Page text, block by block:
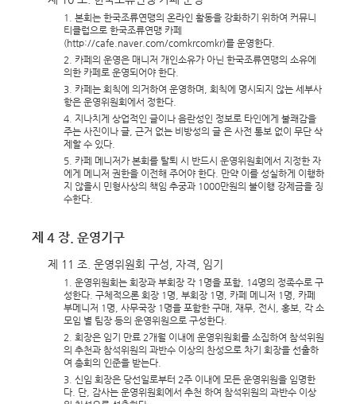
1. 본회는 한국조류연맹의 온라인 활동을 강화하기 위하여 커뮤니
티클럽으로 한국조류연맹 카페
(http://cafe.naver.com/comkrcomkr)를 운영한다.
2. 카페의 운영은 매니저 개인소유가 아닌 한국조류연맹의 소유에
의한 카페로 운영되어야 한다.
3. 카페는 회칙에 의거하여 운영하며, 회칙에 명시되지 않는 세부사
항은 운영위원회에서 정한다.
4. 지나치게 상업적인 글이나 음란성인 정보로 타인에게 불쾌감을
주는 사진이나 글, 근거 없는 비방성의 글 은 사전 통보 없이 무단 삭
제할 수 있다.
5. 카페 메니저가 본회를 탈퇴 시 반드시 운영위원회에서 지정한 자
에게 메니저 권한을 이전해 주어야 한다. 만약 이를 성실하게 이행하
지 않을시 민형사상의 책임 추궁과 1000만원의 불이행 강제금을 징
수한다.
제 4 장. 운영기구
제 11 조. 운영위원회 구성, 자격, 임기
1. 운영위원회는 회장과 부회장 각 1명을 포함, 14명의 정족수로 구
성한다. 구체적으론 회장 1명, 부회장 1명, 카페 메니저 1명, 카페
부메니저 1명, 사무국장 1명을 포함한 구매, 재무, 전시, 홍보, 각 소
모임 별 팀장 등의 운영위원으로 구성한다.
2. 회장은 임기 만료 2개월 이내에 운영위원회를 소집하여 참석위원
의 추천과 참석위원의 과반수 이상의 찬성으로 차기 회장을 선출하
여 총회의 인준을 받는다.
3. 신임 회장은 당선일로부터 2주 이내에 모든 운영위원을 임명한
다. 단, 감사는 운영위원회에서 추천 하여 참석위원의 과반수 이상